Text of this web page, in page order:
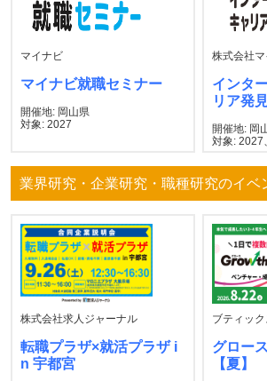
マイナビ
マイナビ就職セミナー
開催地: 岡山県
対象: 2027
株式会社
インタ
リア発
開催地: 岡
対象:
業界研究・企業研究・職種研究のイベ
株式会社求人ジャーナル
転職プラザ×就活プラザ i
n 宇都宮
ブティッ
グロー
【夏】